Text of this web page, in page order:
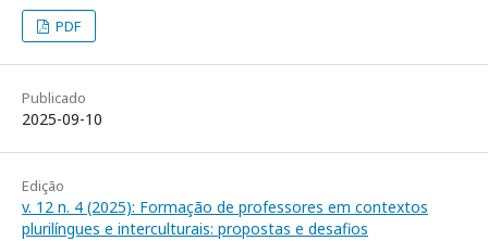
PDF
Publicado
2025-09-10
Edição
v. 12 n. 4 (2025): Formação de professores em contextos
plurilíngues e interculturais: propostas e desafios